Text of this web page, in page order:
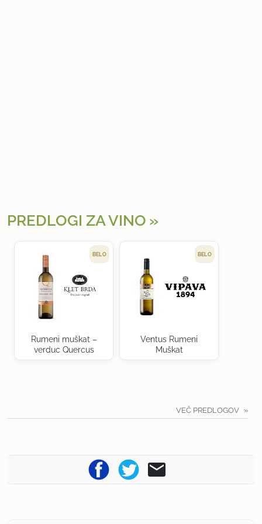
PREDLOGI ZA VINO
BELO
Rumeni muškat –
verduc Quercus
BELO
Ventus Rumeni
Muškat
VEČ PREDLOGOV